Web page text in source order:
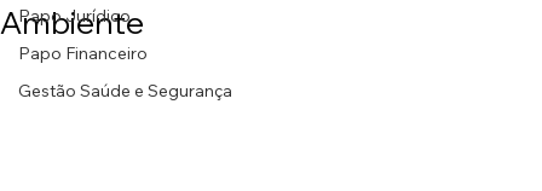
Papo Jurídico
Papo Financeiro
Gestão Saúde e Segurança
Ambiente